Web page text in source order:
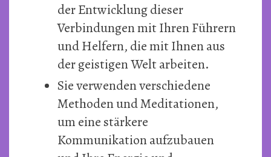
der Entwicklung dieser
Verbindungen mit Ihren Führern
und Helfern, die mit Ihnen aus
der geistigen Welt arbeiten.
Sie verwenden verschiedene
Methoden und Meditationen,
um eine stärkere
Kommunikation aufzubauen